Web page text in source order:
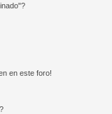
en este foro!